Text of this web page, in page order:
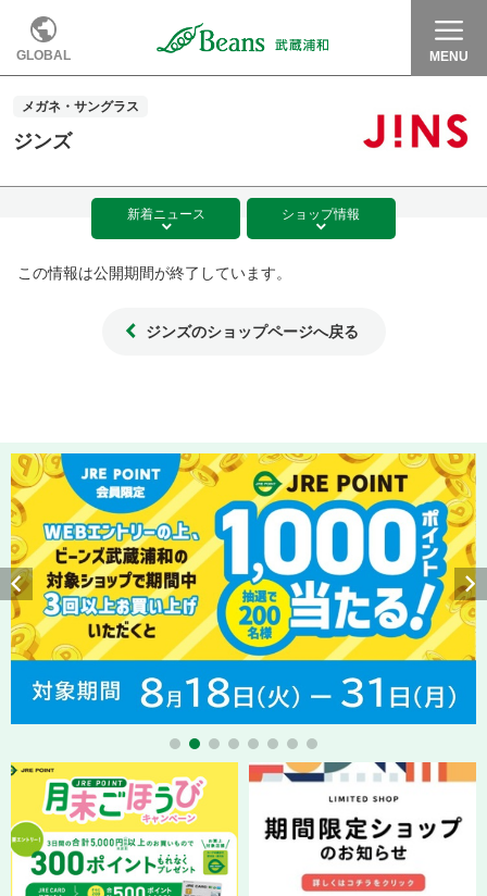
GLOBAL MENU
メガネ・サングラス
ジンズ
新着ニュース ショップ情報
この情報は公開期間が終了しています。
ジンズのショップページへ戻る